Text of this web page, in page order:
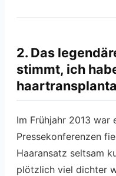
2. Das
stimmt, ich
Im Frühjahr 2013 war
Pressekonferenzen
Haaransatz seltsam
plötzlich viel dichter